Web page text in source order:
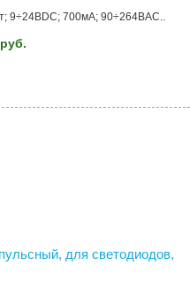
9÷24ВDC; 700мА; 90÷264ВAC..
для светодиодов,